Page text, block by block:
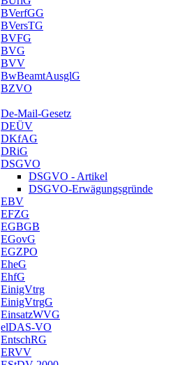
BVerfGG
BVersTG
BVFG
BVG
BVV
BwBeamtAusglG
BZVO
De-Mail-Gesetz
DEÜV
DKfAG
DRiG
DSGVO
DSGVO - Artikel
DSGVO-Erwägungsgründe
EBV
EFZG
EGBGB
EGovG
EGZPO
EheG
EhfG
EinigVtrg
EinigVtrgG
EinsatzWVG
elDAS-VO
EntschRG
ERVV